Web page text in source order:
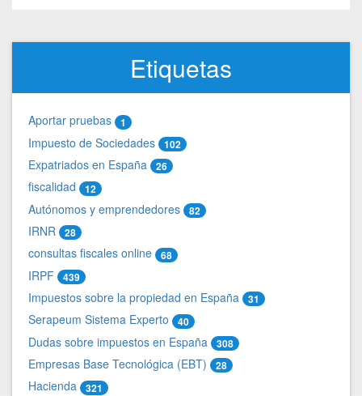
Etiquetas
Aportar pruebas 1
Impuesto de Sociedades 102
Expatriados en España 26
fiscalidad 12
Autónomos y emprendedores 82
IRNR 28
consultas fiscales online 68
IRPF 439
Impuestos sobre la propiedad en España 31
Serapeum Sistema Experto 40
Dudas sobre impuestos en España 308
Empresas Base Tecnológica (EBT) 28
Hacienda 321